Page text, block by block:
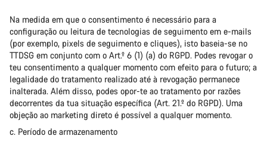
Na medida em que o consentimento é necessário para a
configuração ou leitura de tecnologias de seguimento em e-mails
(por exemplo, pixels de seguimento e cliques), isto baseia-se no
TTDSG em conjunto com o Art.º 6 (1) (a) do RGPD. Podes revogar o
teu consentimento a qualquer momento com efeito para o futuro; a
legalidade do tratamento realizado até à revogação permanece
inalterada. Além disso, podes opor-te ao tratamento por razões
decorrentes da tua situação específica (Art. 21.º do RGPD). Uma
objeção ao marketing direto é possível a qualquer momento.
c. Período de armazenamento